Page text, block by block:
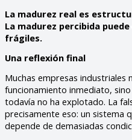
La madurez real es
La madurez percibida
frágiles.
Una reflexión final
Muchas empresas industriales
funcionamiento inmediato,
todavía no ha explotado. La
precisamente eso: un sistema
depende de demasiadas